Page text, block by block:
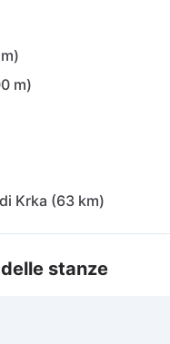
m)
Krka (63 km)
stanze